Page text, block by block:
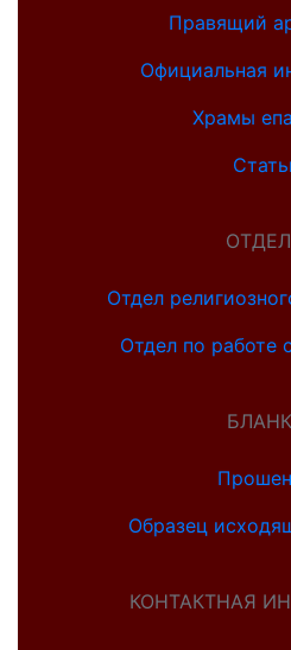
Правящий
Официальная
Храмы
Отдел
Отдел по работе
Образец
КОНТАКТНАЯ